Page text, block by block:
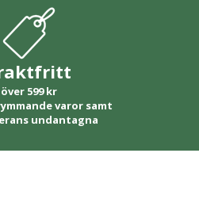
över 599 kr
varor samt
undantagna